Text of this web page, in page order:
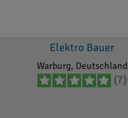
Elektro Bauer
Warburg, Deutschland
(7)